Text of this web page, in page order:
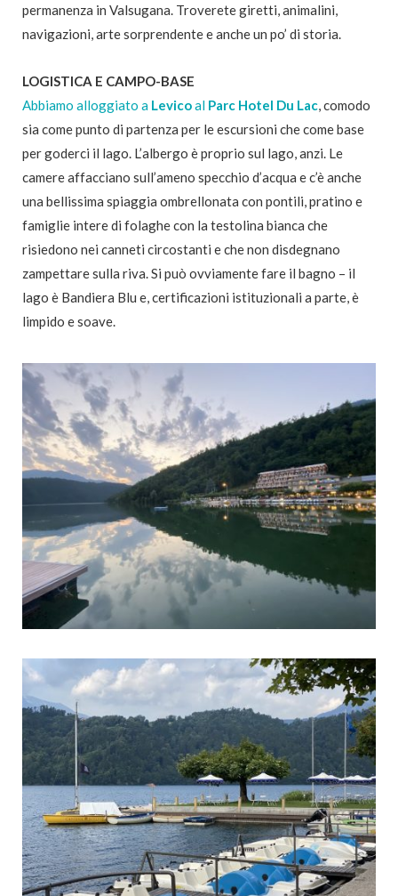
permanenza in Valsugana. Troverete giretti, animalini,
navigazioni, arte sorprendente e anche un po’ di storia.
LOGISTICA E CAMPO-BASE
Abbiamo alloggiato a Levicoal Parc Hotel Du Lac, comodo
sia come punto di partenza per le escursioni che come base
per goderci il lago. L’albergo è proprio sul lago, anzi. Le
camere affacciano sull’ameno specchio d’acqua e c’è anche
una bellissima spiaggia ombrellonata con pontili, pratino e
famiglie intere di folaghe con la testolina bianca che
risiedono nei canneti circostanti e che non disdegnano
zampettare sulla riva. Si può ovviamente fare il bagno – il
lago è Bandiera Blu e, certificazioni istituzionali a parte, è
limpido e soave.